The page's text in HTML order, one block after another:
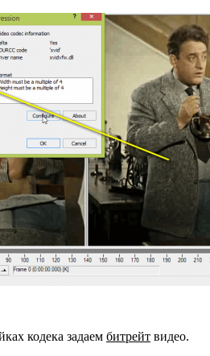
кодека задаем битрейт видео.